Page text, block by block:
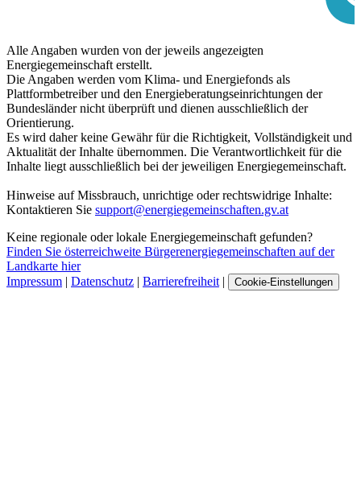
Alle Angaben wurden von der jeweils angezeigten
Energiegemeinschaft erstellt.
Die Angaben werden vom Klima- und Energiefonds als
Plattformbetreiber und den Energieberatungseinrichtungen der
Bundesländer nicht überprüft und dienen ausschließlich der
Orientierung.
Es wird daher keine Gewähr für die Richtigkeit, Vollständigkeit und
Aktualität der Inhalte übernommen. Die Verantwortlichkeit für die
Inhalte liegt ausschließlich bei der jeweiligen Energiegemeinschaft.
Hinweise auf Missbrauch, unrichtige oder rechtswidrige Inhalte:
Kontaktieren Sie support@energiegemeinschaften.gv.at
Keine regionale oder lokale Energiegemeinschaft gefunden?
Finden Sie österreichweite Bürgerenergiegemeinschaften auf der
Landkarte hier
Impressum | Datenschutz | Barrierefreiheit | Cookie-Einstellungen